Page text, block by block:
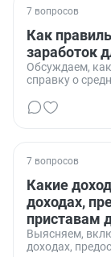
7 вопросов
Как
заработок
Обсуждаем,
справку о
7 вопросов
Какие
доходах,
приставам
Выясняем,
доходах,